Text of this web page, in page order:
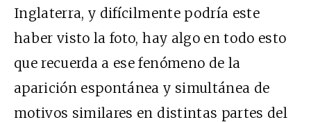
Inglaterra, y difícilmente podría este
haber visto la foto, hay algo en todo esto
que recuerda a ese fenómeno de la
aparición espontánea y simultánea de
motivos similares en distintas partes del